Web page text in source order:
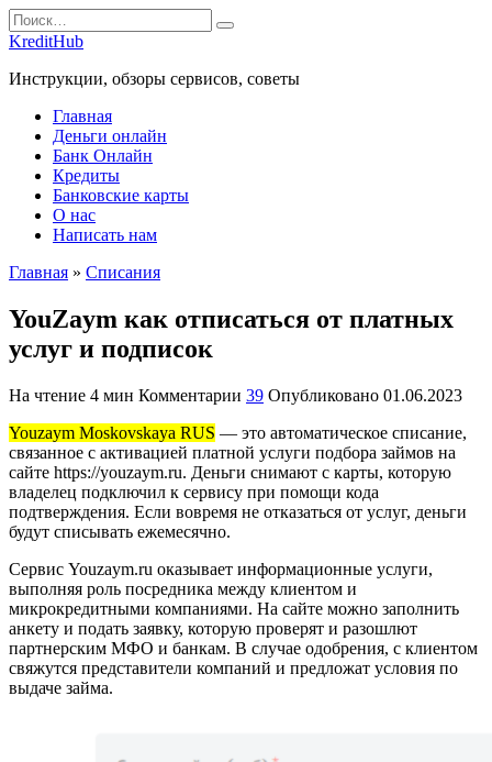
Перейти
к
Search
for:
KreditHub
Инструкции, обзоры сервисов, советы
Главная
Деньги онлайн
Банк Онлайн
Кредиты
Банковские карты
О нас
Написать нам
Главная » Списания
YouZaym как отписаться от платных
услуг и подписок
На чтение 4 мин Комментарии 39 Опубликовано 01.06.2023
Youzaym Moskovskaya RUS — это автоматическое списание,
связанное с активацией платной услуги подбора займов на
сайте https://youzaym.ru. Деньги снимают с карты, которую
владелец подключил к сервису при помощи кода
подтверждения. Если вовремя не отказаться от услуг, деньги
будут списывать ежемесячно.
Сервис Youzaym.ru оказывает информационные услуги,
выполняя роль посредника между клиентом и
микрокредитными компаниями. На сайте можно заполнить
анкету и подать заявку, которую проверят и разошлют
партнерским МФО и банкам. В случае одобрения, с клиентом
свяжутся представители компаний и предложат условия по
выдаче займа.